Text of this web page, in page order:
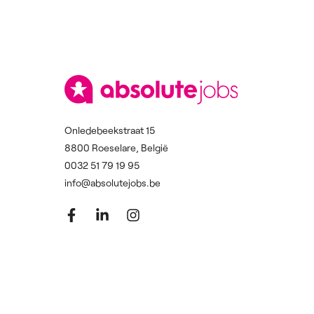
Onledebeekstraat 15
8800 Roeselare, België
0032 51 79 19 95
info@absolutejobs.be